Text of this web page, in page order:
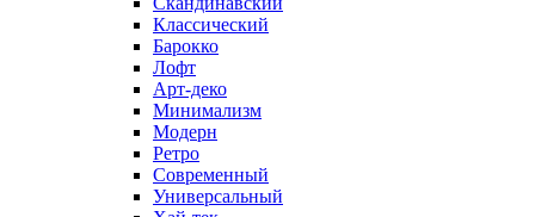
Классический
Барокко
Лофт
Арт-деко
Минимализм
Модерн
Ретро
Современный
Универсальный